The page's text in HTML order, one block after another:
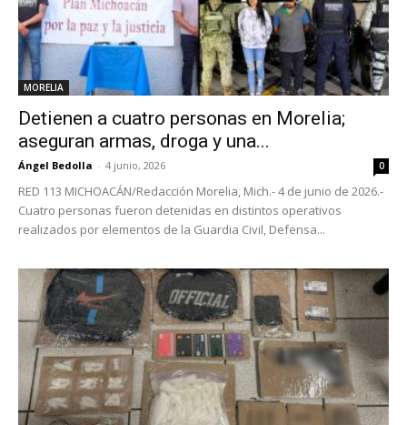
MORELIA
Detienen a cuatro personas en Morelia;
aseguran armas, droga y una...
Ángel Bedolla - 4 junio, 2026 0
RED 113 MICHOACÁN/Redacción Morelia, Mich.- 4 de junio de 2026.-
Cuatro personas fueron detenidas en distintos operativos
realizados por elementos de la Guardia Civil, Defensa...